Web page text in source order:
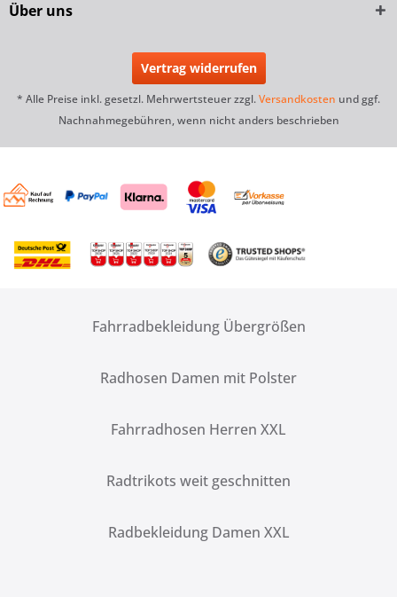
Über uns
Vertrag widerrufen
* Alle Preise inkl. gesetzl. Mehrwertsteuer zzgl.Versandkosten und ggf.
Nachnahmegebühren, wenn nicht anders beschrieben
Fahrradbekleidung Übergrößen
Radhosen Damen mit Polster
Fahrradhosen Herren XXL
Radtrikots weit geschnitten
Radbekleidung Damen XXL